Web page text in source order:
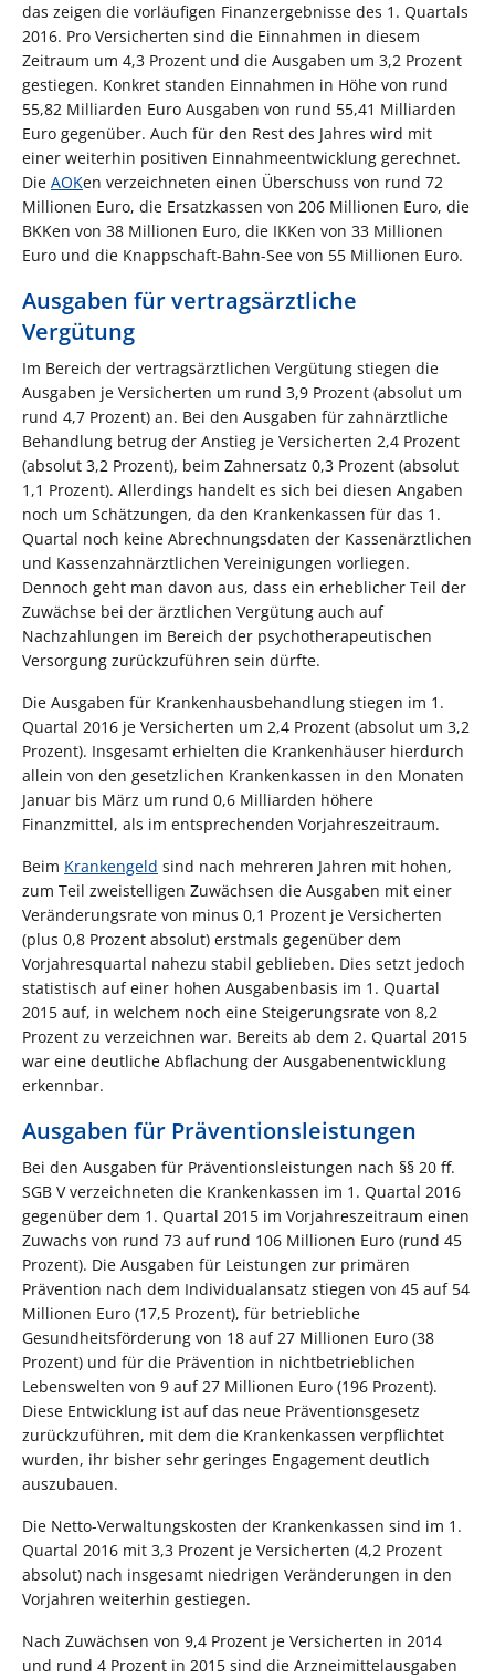
das zeigen die vorläufigen Finanzergebnisse des 1. Quartals
2016. Pro Versicherten sind die Einnahmen in diesem
Zeitraum um 4,3 Prozent und die Ausgaben um 3,2 Prozent
gestiegen. Konkret standen Einnahmen in Höhe von rund
55,82 Milliarden Euro Ausgaben von rund 55,41 Milliarden
Euro gegenüber. Auch für den Rest des Jahres wird mit
einer weiterhin positiven Einnahmeentwicklung gerechnet.
Die AOKen verzeichneten einen Überschuss von rund 72
Millionen Euro, die Ersatzkassen von 206 Millionen Euro, die
BKKen von 38 Millionen Euro, die IKKen von 33 Millionen
Euro und die Knappschaft-Bahn-See von 55 Millionen Euro.
Ausgaben für vertragsärztliche
Vergütung
Im Bereich der vertragsärztlichen Vergütung stiegen die
Ausgaben je Versicherten um rund 3,9 Prozent (absolut um
rund 4,7 Prozent) an. Bei den Ausgaben für zahnärztliche
Behandlung betrug der Anstieg je Versicherten 2,4 Prozent
(absolut 3,2 Prozent), beim Zahnersatz 0,3 Prozent (absolut
1,1 Prozent). Allerdings handelt es sich bei diesen Angaben
noch um Schätzungen, da den Krankenkassen für das 1.
Quartal noch keine Abrechnungsdaten der Kassenärztlichen
und Kassenzahnärztlichen Vereinigungen vorliegen.
Dennoch geht man davon aus, dass ein erheblicher Teil der
Zuwächse bei der ärztlichen Vergütung auch auf
Nachzahlungen im Bereich der psychotherapeutischen
Versorgung zurückzuführen sein dürfte.
Die Ausgaben für Krankenhausbehandlung stiegen im 1.
Quartal 2016 je Versicherten um 2,4 Prozent (absolut um 3,2
Prozent). Insgesamt erhielten die Krankenhäuser hierdurch
allein von den gesetzlichen Krankenkassen in den Monaten
Januar bis März um rund 0,6 Milliarden höhere
Finanzmittel, als im entsprechenden Vorjahreszeitraum.
Beim Krankengeld sind nach mehreren Jahren mit hohen,
zum Teil zweistelligen Zuwächsen die Ausgaben mit einer
Veränderungsrate von minus 0,1 Prozent je Versicherten
(plus 0,8 Prozent absolut) erstmals gegenüber dem
Vorjahresquartal nahezu stabil geblieben. Dies setzt jedoch
statistisch auf einer hohen Ausgabenbasis im 1. Quartal
2015 auf, in welchem noch eine Steigerungsrate von 8,2
Prozent zu verzeichnen war. Bereits ab dem 2. Quartal 2015
war eine deutliche Abflachung der Ausgabenentwicklung
erkennbar.
Ausgaben für Präventionsleistungen
Bei den Ausgaben für Präventionsleistungen nach §§ 20 ff.
SGB V verzeichneten die Krankenkassen im 1. Quartal 2016
gegenüber dem 1. Quartal 2015 im Vorjahreszeitraum einen
Zuwachs von rund 73 auf rund 106 Millionen Euro (rund 45
Prozent). Die Ausgaben für Leistungen zur primären
Prävention nach dem Individualansatz stiegen von 45 auf 54
Millionen Euro (17,5 Prozent), für betriebliche
Gesundheitsförderung von 18 auf 27 Millionen Euro (38
Prozent) und für die Prävention in nichtbetrieblichen
Lebenswelten von 9 auf 27 Millionen Euro (196 Prozent).
Diese Entwicklung ist auf das neue Präventionsgesetz
zurückzuführen, mit dem die Krankenkassen verpflichtet
wurden, ihr bisher sehr geringes Engagement deutlich
auszubauen.
Die Netto-Verwaltungskosten der Krankenkassen sind im 1.
Quartal 2016 mit 3,3 Prozent je Versicherten (4,2 Prozent
absolut) nach insgesamt niedrigen Veränderungen in den
Vorjahren weiterhin gestiegen.
Nach Zuwächsen von 9,4 Prozent je Versicherten in 2014
und rund 4 Prozent in 2015 sind die Arzneimittelausgaben